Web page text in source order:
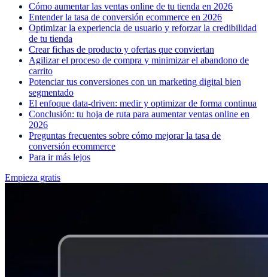
Cómo aumentar las ventas online de tu tienda en 2026
Entender la tasa de conversión ecommerce en 2026
Optimizar la experiencia de usuario y reforzar la credibilidad
de tu tienda
Crear fichas de producto y ofertas que conviertan
Agilizar el proceso de compra y minimizar el abandono de
carrito
Potenciar tus conversiones con un marketing digital bien
segmentado
El enfoque data-driven: medir y optimizar de forma continua
Conclusión: tu hoja de ruta para aumentar ventas online en
2026
Preguntas frecuentes sobre cómo mejorar la tasa de
conversión ecommerce
Para ir más lejos
Empieza gratis